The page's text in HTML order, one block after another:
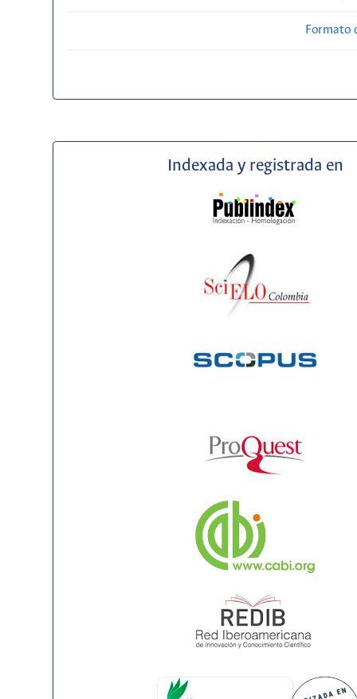
Formato
Indexada y registrada en